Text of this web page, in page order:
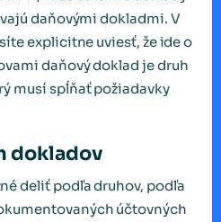
daňovými dokladmi. V
explicitne uviesť, že ide o
daňový doklad je druh
musí spĺňať požiadavky
dokladov
deliť podľa druhov, podľa
účtovných